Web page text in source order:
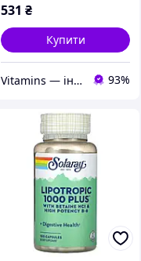
531 ₴
Купити
Vitamins — інтернет-магазин вітамінів та мінералів 93%